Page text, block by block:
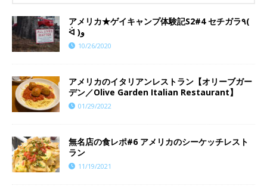
アメリカ★ゲイキャンプ体験記S2#4 セチガラ٩(
ᐛ )و
10/26/2020
アメリカのイタリアンレストラン【オリーブガー
デン／Olive Garden Italian Restaurant】
01/29/2022
​​無名店の食レポ#6 アメリカのシーケッチレスト
ラン
11/19/2021